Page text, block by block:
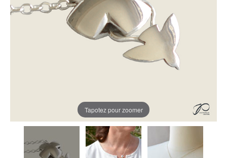
Tapotez pour zoomer